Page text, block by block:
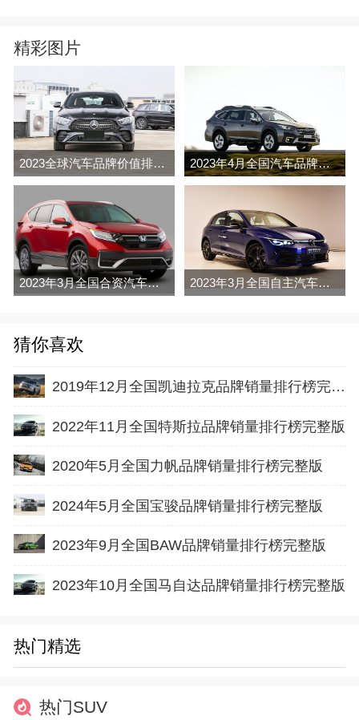
精彩图片
2023全球汽车品牌价值排行榜（Brand Finance 2023年4月全国汽车品牌销量排行榜完整版
2023年3月全国合资汽车品牌销量排行榜完整版 2023年3月全国自主汽车品牌销量排行榜完整版
猜你喜欢
2019年12月全国凯迪拉克品牌销量排行榜完整版
2022年11月全国特斯拉品牌销量排行榜完整版
2020年5月全国力帆品牌销量排行榜完整版
2024年5月全国宝骏品牌销量排行榜完整版
2023年9月全国BAW品牌销量排行榜完整版
2023年10月全国马自达品牌销量排行榜完整版
热门精选
热门SUV